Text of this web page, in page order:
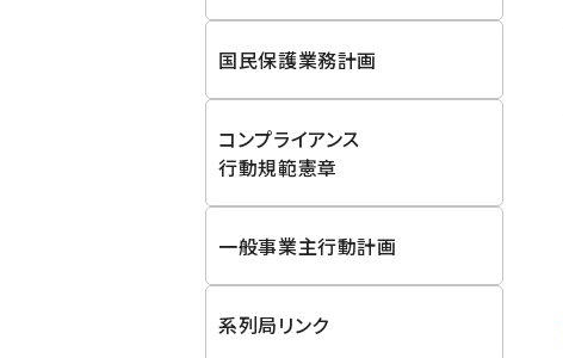
国民保護業務計画
コンプライアンス
行動規範憲章
一般事業主行動計画
系列局リンク